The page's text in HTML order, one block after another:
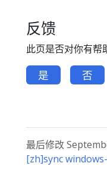
反馈
此页是否对你有帮
是 否
最后修改
[zh]sync